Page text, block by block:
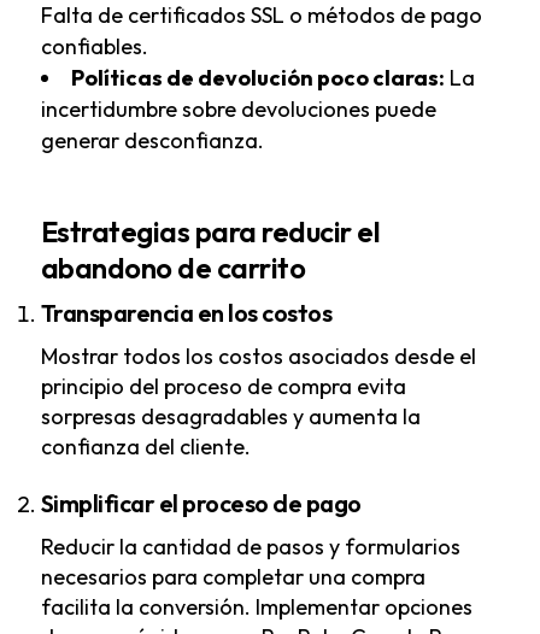
Falta de certificados SSL o métodos de pago
confiables.
Políticas de devolución poco claras: La
incertidumbre sobre devoluciones puede
generar desconfianza.
Estrategias para reducir el
abandono de carrito
Transparencia en los costos
Mostrar todos los costos asociados desde el
principio del proceso de compra evita
sorpresas desagradables y aumenta la
confianza del cliente.
Simplificar el proceso de pago
Reducir la cantidad de pasos y formularios
necesarios para completar una compra
facilita la conversión. Implementar opciones